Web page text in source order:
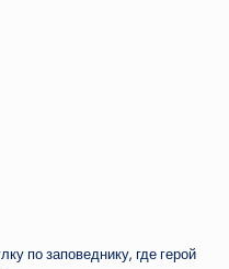
по заповеднику, где герой